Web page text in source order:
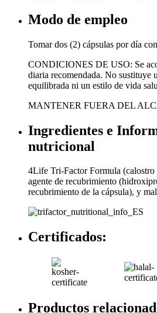
Modo de empleo
Tomar dos (2) cápsulas por día
CONDICIONES DE USO: Se
diaria recomendada. No sustituye
equilibrada ni un estilo de vida
MANTENER FUERA DEL
Ingredientes e
nutricional
4Life Tri-Factor Formula (calostro
agente de recubrimiento
recubrimiento de la cápsula), y
Certificados:
Productos